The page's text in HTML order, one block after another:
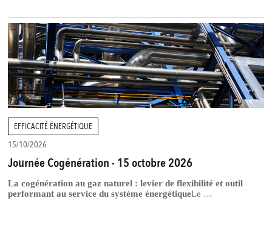
EFFICACITÉ ÉNERGÉTIQUE
15/10/2026
Journée Cogénération - 15 octobre 2026
La cogénération au gaz naturel : levier de flexibilité et outil
performant au service du système énergétiqueLe …